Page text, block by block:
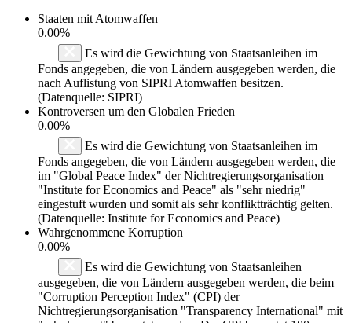
Staaten mit Atomwaffen
0.00%
Es wird die Gewichtung von Staatsanleihen im
Fonds angegeben, die von Ländern ausgegeben werden, die
nach Auflistung von SIPRI Atomwaffen besitzen.
(Datenquelle: SIPRI)
Kontroversen um den Globalen Frieden
0.00%
Es wird die Gewichtung von Staatsanleihen im
Fonds angegeben, die von Ländern ausgegeben werden, die
im "Global Peace Index" der Nichtregierungsorganisation
"Institute for Economics and Peace" als "sehr niedrig"
eingestuft wurden und somit als sehr konfliktträchtig gelten.
(Datenquelle: Institute for Economics and Peace)
Wahrgenommene Korruption
0.00%
Es wird die Gewichtung von Staatsanleihen
ausgegeben, die von Ländern ausgegeben werden, die beim
"Corruption Perception Index" (CPI) der
Nichtregierungsorganisation "Transparency International" mit